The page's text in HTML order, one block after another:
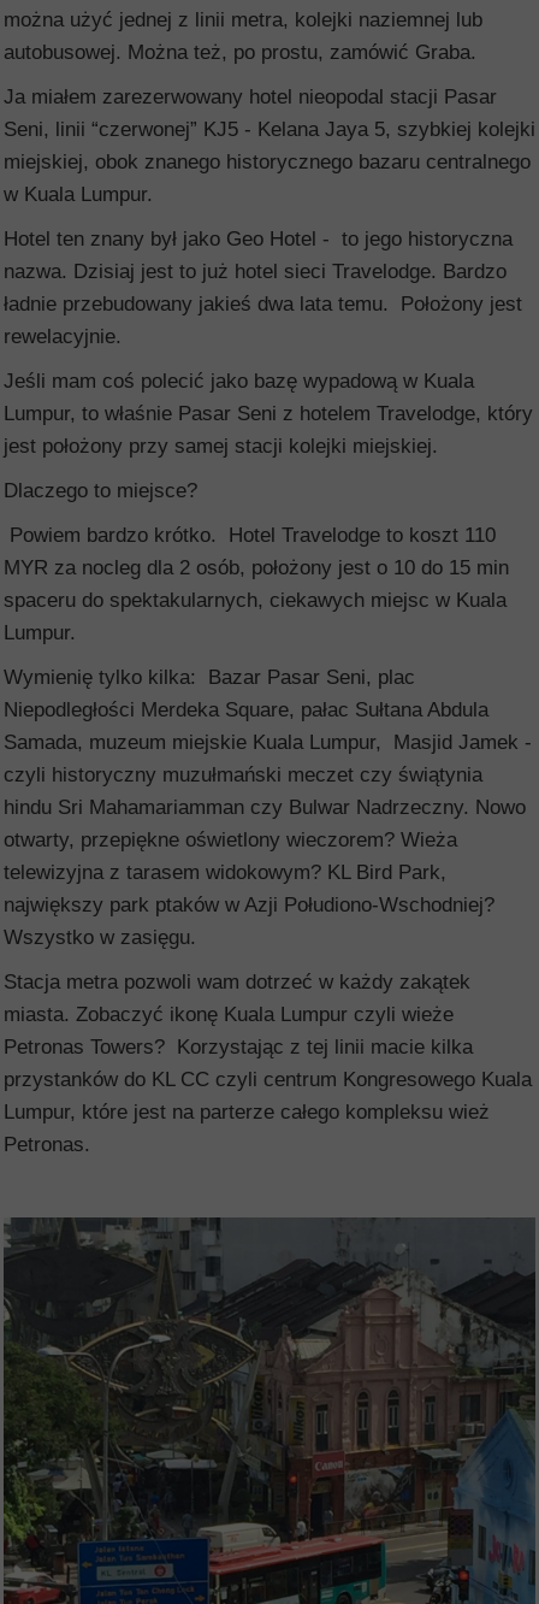
można użyć jednej z linii metra, kolejki naziemnej lub
autobusowej. Można też, po prostu, zamówić Graba.
Ja miałem zarezerwowany hotel nieopodal stacji Pasar
Seni, linii “czerwonej” KJ5 - Kelana Jaya 5, szybkiej kolejki
miejskiej, obok znanego historycznego bazaru centralnego
w Kuala Lumpur.
Hotel ten znany był jako Geo Hotel - to jego historyczna
nazwa. Dzisiaj jest to już hotel sieci Travelodge. Bardzo
ładnie przebudowany jakieś dwa lata temu. Położony jest
rewelacyjnie.
Jeśli mam coś polecić jako bazę wypadową w Kuala
Lumpur, to właśnie Pasar Seni z hotelem Travelodge, który
jest położony przy samej stacji kolejki miejskiej.
Dlaczego to miejsce?
Powiem bardzo krótko. Hotel Travelodge to koszt 110
MYR za nocleg dla 2 osób, położony jest o 10 do 15 min
spaceru do spektakularnych, ciekawych miejsc w Kuala
Lumpur.
Wymienię tylko kilka: Bazar Pasar Seni, plac
Niepodległości Merdeka Square, pałac Sułtana Abdula
Samada, muzeum miejskie Kuala Lumpur, Masjid Jamek -
czyli historyczny muzułmański meczet czy świątynia
hindu Sri Mahamariamman czy Bulwar Nadrzeczny. Nowo
otwarty, przepiękne oświetlony wieczorem? Wieża
telewizyjna z tarasem widokowym? KL Bird Park,
największy park ptaków w Azji Połudiono-Wschodniej?
Wszystko w zasięgu.
Stacja metra pozwoli wam dotrzeć w każdy zakątek
miasta. Zobaczyć ikonę Kuala Lumpur czyli wieże
Petronas Towers? Korzystając z tej linii macie kilka
przystanków do KL CC czyli centrum Kongresowego Kuala
Lumpur, które jest na parterze całego kompleksu wież
Petronas.